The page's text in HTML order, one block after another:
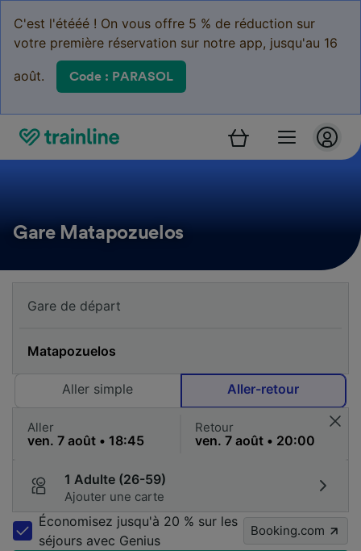
C'est l'étééé ! On vous offre 5 % de réduction sur
votre première réservation sur notre app, jusqu'au 16
août. Code : PARASOL
Gare Matapozuelos
Aller simple Aller-retour
Aller Retour
1 Adulte (26-59)
Ajouter une carte
Économisez jusqu'à 20 % sur les
séjours avec Genius
Booking.com